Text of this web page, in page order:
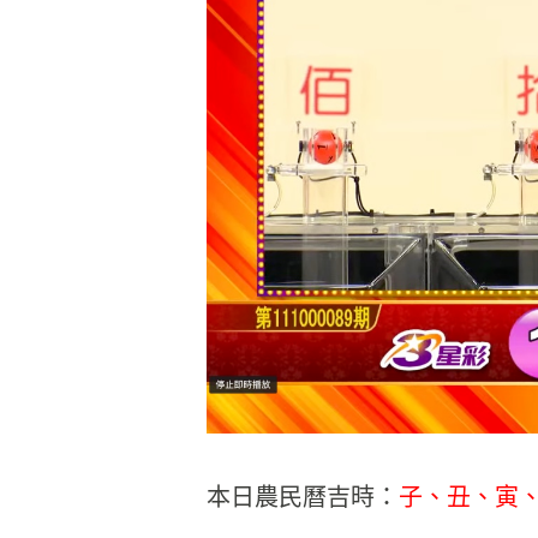
本日農民曆吉時： 子、丑、寅